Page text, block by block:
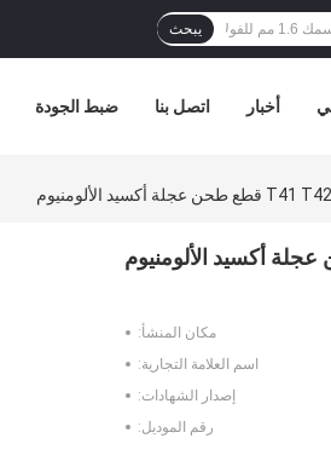
يبحث
ضبط الجودة اتصل بنا أخبار
مكان المنشأ:
اسم العلامة التجارية:
إصدار الشهادات:
رقم الموديل: